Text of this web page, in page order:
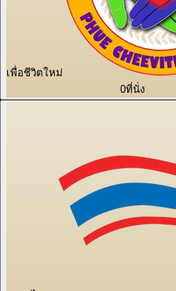
เพื่อชีวิตใหม่
0ที่นั่ง